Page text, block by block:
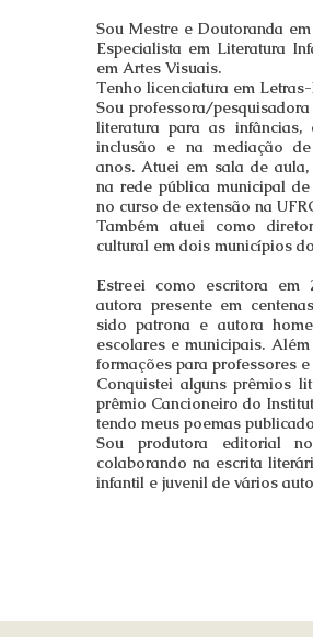
Sou Mestre e Doutoranda
Especialista em Literatura
em Artes Visuais.
Tenho licenciatura em
Sou professora/
literatura para as
inclusão e na mediação
anos. Atuei em sala de
na rede pública municipal
no curso de extensão na
Também atuei como
cultural em dois municípios
Estreei como escritora em
autora presente em
sidopatrona e autora
escolares e municipais.
formações para professores e
Conquistei alguns prêmios
prêmio Cancioneiro do
tendo meus poemas
Sou produtora editorial
colaborando na escrita
infantil e juvenil de vários